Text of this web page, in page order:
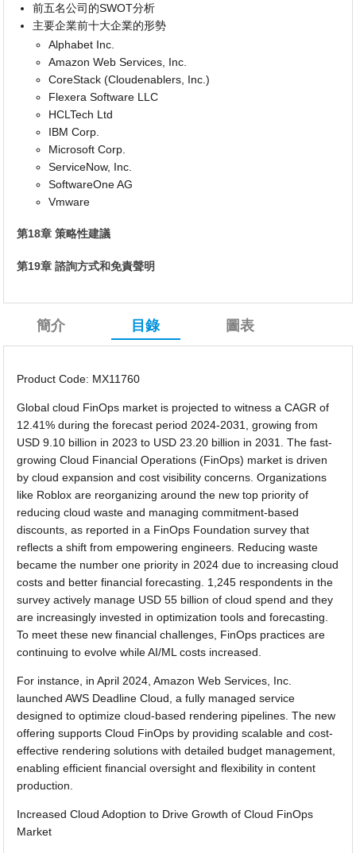
前五名公司的SWOT分析
主要企業前十大企業的形勢
Alphabet Inc.
Amazon Web Services, Inc.
CoreStack (Cloudenablers, Inc.)
Flexera Software LLC
HCLTech Ltd
IBM Corp.
Microsoft Corp.
ServiceNow, Inc.
SoftwareOne AG
Vmware
第18章 策略性建議
第19章 諮詢方式和免責聲明
簡介 目錄 圖表
Product Code: MX11760
Global cloud FinOps market is projected to witness a CAGR of
12.41% during the forecast period 2024-2031, growing from
USD 9.10 billion in 2023 to USD 23.20 billion in 2031. The fast-
growing Cloud Financial Operations (FinOps) market is driven
by cloud expansion and cost visibility concerns. Organizations
like Roblox are reorganizing around the new top priority of
reducing cloud waste and managing commitment-based
discounts, as reported in a FinOps Foundation survey that
reflects a shift from empowering engineers. Reducing waste
became the number one priority in 2024 due to increasing cloud
costs and better financial forecasting. 1,245 respondents in the
survey actively manage USD 55 billion of cloud spend and they
are increasingly invested in optimization tools and forecasting.
To meet these new financial challenges, FinOps practices are
continuing to evolve while AI/ML costs increased.
For instance, in April 2024, Amazon Web Services, Inc.
launched AWS Deadline Cloud, a fully managed service
designed to optimize cloud-based rendering pipelines. The new
offering supports Cloud FinOps by providing scalable and cost-
effective rendering solutions with detailed budget management,
enabling efficient financial oversight and flexibility in content
production.
Increased Cloud Adoption to Drive Growth of Cloud FinOps
Market